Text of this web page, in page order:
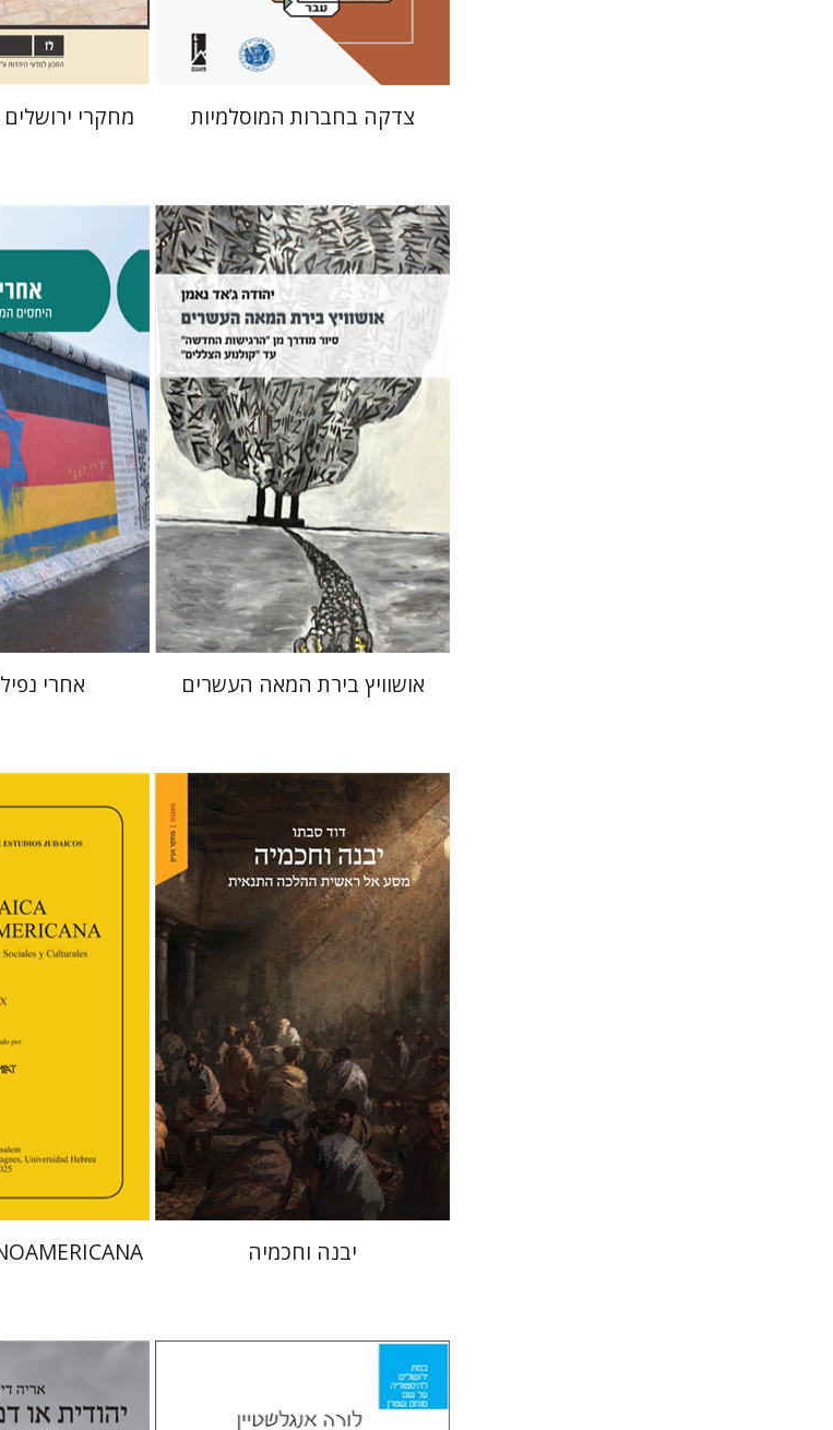
$46
$41
צדקה בחברות המוסלמיות
$35
מחקרי ירושלים
יהודה ג'אד נאמן
הנחת אתר ספר מודפס
$35
$32
אושוויץ בירת המאה העשרים
טיבור שלו שלוסר
הנחת אתר
$42
אחרי
דוד סבתו
הנחת אתר ספר מודפס
$46
$41
יבנה וחכמיה
פלורינדה פ.
קרשונוביץ שוסטר
$53